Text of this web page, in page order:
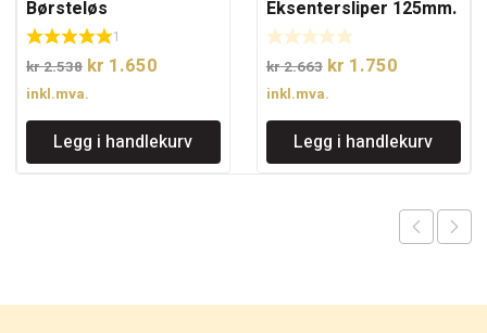
Børsteløs
eksentersliper uten
batteri. 1
kr2.538 Opprinnelig
pris
var:
kr 2.538.
kr 1.650
er:
kr 1.650.
inkl.mva.
Legg i handlekurv
Eksentersliper 125mm.
Liten og kompakt med
avsug
kr2.663 Opprinnelig
pris
var:
kr 2.663.
kr 1.750
er:
kr 1.750.
inkl.mva.
Legg i handlekurv